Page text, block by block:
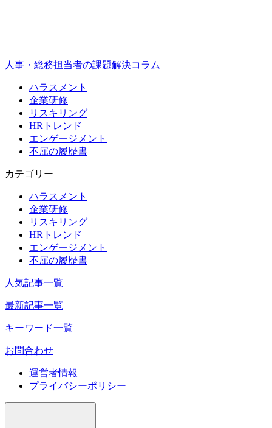
人事・総務担当者の課題解決コラム
ハラスメント
企業研修
リスキリング
HRトレンド
エンゲージメント
不屈の履歴書
カテゴリー
ハラスメント
企業研修
リスキリング
HRトレンド
エンゲージメント
不屈の履歴書
人気記事一覧
最新記事一覧
キーワード一覧
お問合わせ
運営者情報
プライバシーポリシー